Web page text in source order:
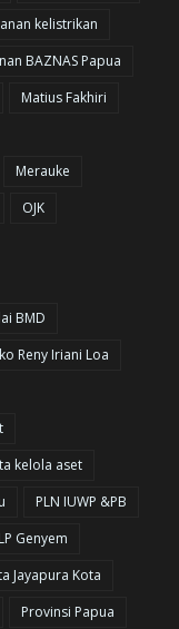
kelistrikan
BAZNAS Papua
Matius Fakhiri
Merauke
OJK
BMD
Reny Iriani Loa
kelola aset
PLN IUWP &PB
Genyem
Jayapura Kota
Provinsi Papua